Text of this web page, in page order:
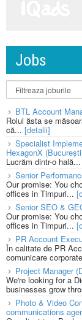
Jobs
BTL Account
Rolul ăsta se
că... [detalii]
Specialist
HexagonX
Lucrăm dintr-o hală...
Senior
Our promise: You
offices in Timpuri...
Senior SEO &
Our promise: You
offices in Timpuri...
PR Account
În calitate de PR
comunicare
Project Manager
We're looking for a
businesses grow
Photo & Video
communications